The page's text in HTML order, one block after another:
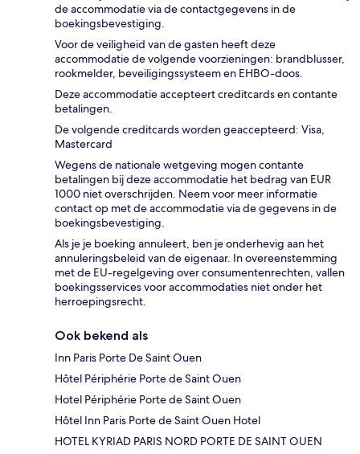
de accommodatie via de contactgegevens in de
boekingsbevestiging.
Voor de veiligheid van de gasten heeft deze
accommodatie de volgende voorzieningen: brandblusser,
rookmelder, beveiligingssysteem en EHBO-doos.
Deze accommodatie accepteert creditcards en contante
betalingen.
De volgende creditcards worden geaccepteerd: Visa,
Mastercard
Wegens de nationale wetgeving mogen contante
betalingen bij deze accommodatie het bedrag van EUR
1000 niet overschrijden. Neem voor meer informatie
contact op met de accommodatie via de gegevens in de
boekingsbevestiging.
Als je je boeking annuleert, ben je onderhevig aan het
annuleringsbeleid van de eigenaar. In overeenstemming
met de EU-regelgeving over consumentenrechten, vallen
boekingsservices voor accommodaties niet onder het
herroepingsrecht.
Ook bekend als
Inn Paris Porte De Saint Ouen
Hôtel Périphérie Porte de Saint Ouen
Hotel Périphérie Porte de Saint Ouen
Hôtel Inn Paris Porte de Saint Ouen Hotel
HOTEL KYRIAD PARIS NORD PORTE DE SAINT OUEN